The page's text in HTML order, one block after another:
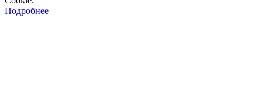
Подробнее